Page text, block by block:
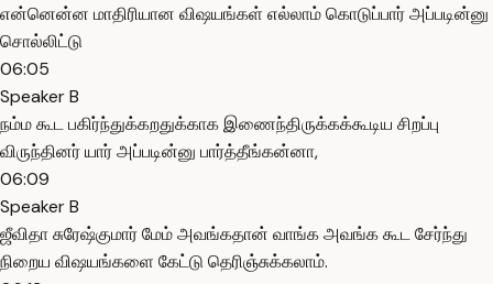
என்னென்ன மாதிரியான விஷயங்கள் எல்லாம் கொடுப்பார் அப்படின்னு
சொல்லிட்டு
06:05
Speaker B
நம்ம கூட பகிர்ந்துக்கறதுக்காக இணைந்திருக்கக்கூடிய சிறப்பு
விருந்தினர் யார் அப்படின்னு பார்த்தீங்கன்னா,
06:09
Speaker B
ஜீவிதா சுரேஷ்குமார் மேம் அவங்கதான் வாங்க அவங்க கூட சேர்ந்து
நிறைய விஷயங்களை கேட்டு தெரிஞ்சுக்கலாம்.